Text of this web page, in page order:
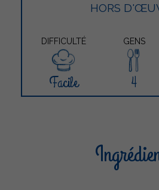
HORS
DIFFICULTÉ GENS
Facile 4